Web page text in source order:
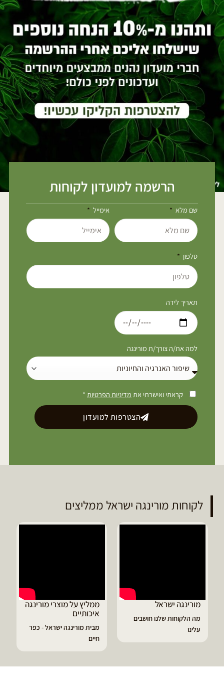
הרשמה למועדון לקוחות
שם מלא אימייל
טלפון
תאריך לידה
למה את/ה צורך/ת מורינגה
קראתי ואישרתי את מדיניות הפרטיות*
הצטרפות למועדון
לקוחות מורינגה ישראל ממליצים
מורינגה ישראל
מה הלקוחות שלנו חושבים
עלינו
ממליץ על מוצרי מורינגה
איכותיים
מבית מורינגה ישראל - כפר
חיים